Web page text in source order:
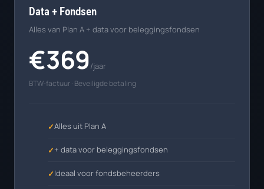
Data + Fondsen
Alles van Plan A + data voor beleggingsfondsen
€369/jaar
BTW-factuur · Beveiligde betaling
Alles uit Plan A
+ data voor beleggingsfondsen
Ideaal voor fondsbeheerders